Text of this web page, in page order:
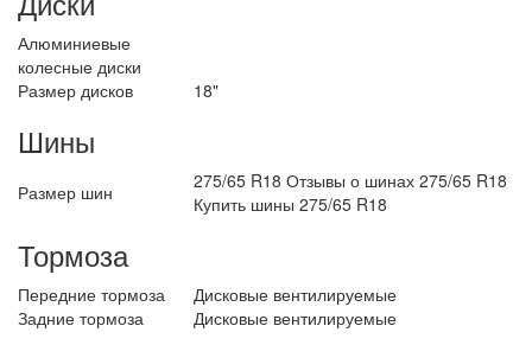
Алюминиевые
колесные диски
Размер дисков
18"
Шины
Размер шин
275/65 R18 Отзывы о шинах 275/65 R18
Купить шины 275/65 R18
Тормоза
Передние тормоза
Дисковые вентилируемые
Задние тормоза
Дисковые вентилируемые